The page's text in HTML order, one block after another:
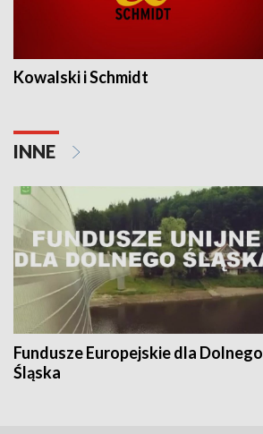
Kowalski i Schmidt
INNE
Fundusze Europejskie dla Dolnego
Śląska